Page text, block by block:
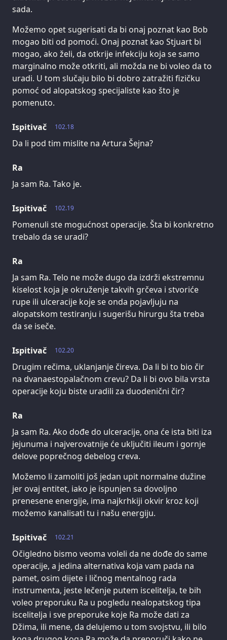
sada.
Možemo opet sugerisati da bi onaj poznat kao Bob
mogao biti od pomoći. Onaj poznat kao Stjuart bi
mogao, ako želi, da otkrije infekciju koja se samo
marginalno može otkriti, ali možda ne bi voleo da to
uradi. U tom slučaju bilo bi dobro zatražiti fizičku
pomoć od alopatskog specijaliste kao što je
pomenuto.
102.18
Ispitivač
Da li pod tim mislite na Artura Šejna?
Ra
Ja sam Ra. Tako je.
102.19
Ispitivač
Pomenuli ste mogućnost operacije. Šta bi konkretno
trebalo da se uradi?
Ra
Ja sam Ra. Telo ne može dugo da izdrži ekstremnu
kiselost koja je okruženje takvih grčeva i stvoriće
rupe ili ulceracije koje se onda pojavljuju na
alopatskom testiranju i sugerišu hirurgu šta treba
da se iseče.
102.20
Ispitivač
Drugim rečima, uklanjanje čireva. Da li bi to bio čir
na dvanaestopalačnom crevu? Da li bi ovo bila vrsta
operacije koju biste uradili za duodenični čir?
Ra
Ja sam Ra. Ako dođe do ulceracije, ona će ista biti iza
jejunuma i najverovatnije će uključiti ileum i gornje
delove poprečnog debelog creva.
Možemo li zamoliti još jedan upit normalne dužine
jer ovaj entitet, iako je ispunjen sa dovoljno
prenesene energije, ima najkrhkiji okvir kroz koji
možemo kanalisati tu i našu energiju.
102.21
Ispitivač
Očigledno bismo veoma voleli da ne dođe do same
operacije, a jedina alternativa koja vam pada na
pamet, osim dijete i ličnog mentalnog rada
instrumenta, jeste lečenje putem iscelitelja, te bih
voleo preporuku Ra u pogledu nealopatskog tipa
iscelitelja i sve preporuke koje Ra može dati za
Džima, ili mene, da delujemo u tom svojstvu, ili bilo